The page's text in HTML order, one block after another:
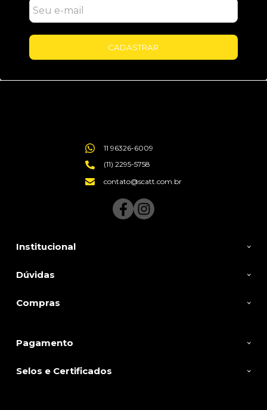
CADASTRAR
Institucional
Dúvidas
Compras
11 96326-6009
(11) 2295-5758
contato@scatt.com.br
Pagamento
Selos e Certificados